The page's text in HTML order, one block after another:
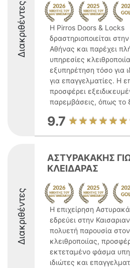
Διακριθέντες
Η Pirros Doors & Locks
δραστηριοποιείται
Αθήνας και παρέχει
υπηρεσίες
εξυπηρέτηση τόσο για
για επαγγελματίες. Η
προσφέρει
παρεμβάσεις, όπως το
9.7
Διακριθέντες
ΑΣΤΥΡΑΚΑΚΗΣ
ΚΛΕΙΔΑΡΑΣ
Η επιχείρηση
εδρεύει στην
πολυετή παρουσία
κλειθροποιίας,
εκτεταμένο φάσμα
ιδιώτες και